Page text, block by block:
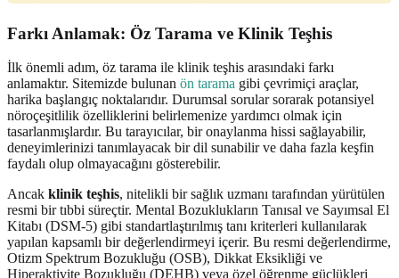
Farkı Anlamak: Öz Tarama ve Klinik Teşhis
İlk önemli adım, öz tarama ile klinik teşhis arasındaki farkı
anlamaktır. Sitemizde bulunan ön tarama gibi çevrimiçi araçlar,
harika başlangıç noktalarıdır. Durumsal sorular sorarak potansiyel
nöroçeşitlilik özelliklerini belirlemenize yardımcı olmak için
tasarlanmışlardır. Bu tarayıcılar, bir onaylanma hissi sağlayabilir,
deneyimlerinizi tanımlayacak bir dil sunabilir ve daha fazla keşfin
faydalı olup olmayacağını gösterebilir.
Ancak klinik teşhis, nitelikli bir sağlık uzmanı tarafından yürütülen
resmi bir tıbbi süreçtir. Mental Bozuklukların Tanısal ve Sayımsal El
Kitabı (DSM-5) gibi standartlaştırılmış tanı kriterleri kullanılarak
yapılan kapsamlı bir değerlendirmeyi içerir. Bu resmi değerlendirme,
Otizm Spektrum Bozukluğu (OSB), Dikkat Eksikliği ve
Hiperaktivite Bozukluğu (DEHB) veya özel öğrenme güçlükleri